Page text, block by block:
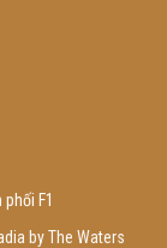
F1
by The Waters